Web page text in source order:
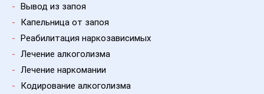
- Вывод из запоя
-
Капельница от запоя
- Реабилитация наркозависимых
- Лечение алкоголизма
- Лечение наркомании
-
Кодирование алкоголизма